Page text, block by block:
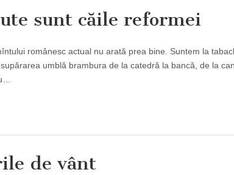
sunt căile reformei
românesc actual nu arată prea bine. Suntem la
umblă brambura de la catedră la bancă, de la
de vânt